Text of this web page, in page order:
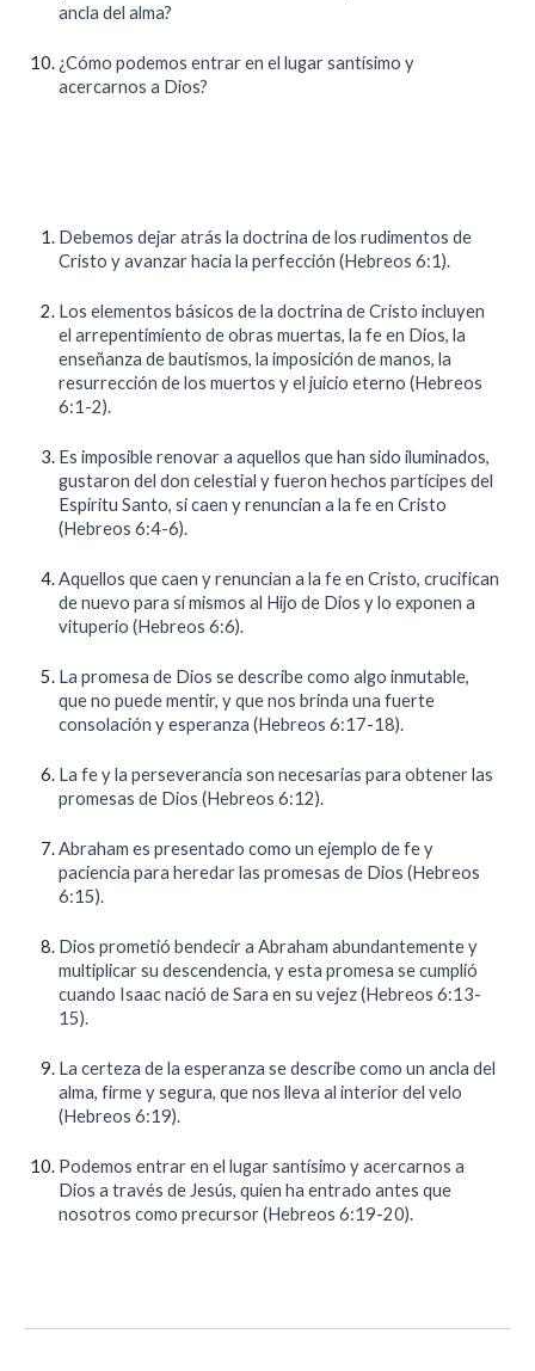
ancla del alma?
¿Cómo podemos entrar en el lugar santísimo y
acercarnos a Dios?
Debemos dejar atrás la doctrina de los rudimentos de
Cristo y avanzar hacia la perfección (Hebreos 6:1).
Los elementos básicos de la doctrina de Cristo incluyen
el arrepentimiento de obras muertas, la fe en Dios, la
enseñanza de bautismos, la imposición de manos, la
resurrección de los muertos y el juicio eterno (Hebreos
6:1-2).
Es imposible renovar a aquellos que han sido iluminados,
gustaron del don celestial y fueron hechos partícipes del
Espíritu Santo, si caen y renuncian a la fe en Cristo
(Hebreos 6:4-6).
Aquellos que caen y renuncian a la fe en Cristo, crucifican
de nuevo para sí mismos al Hijo de Dios y lo exponen a
vituperio (Hebreos 6:6).
La promesa de Dios se describe como algo inmutable,
que no puede mentir, y que nos brinda una fuerte
consolación y esperanza (Hebreos 6:17-18).
La fe y la perseverancia son necesarias para obtener las
promesas de Dios (Hebreos 6:12).
Abraham es presentado como un ejemplo de fe y
paciencia para heredar las promesas de Dios (Hebreos
6:15).
Dios prometió bendecir a Abraham abundantemente y
multiplicar su descendencia, y esta promesa se cumplió
cuando Isaac nació de Sara en su vejez (Hebreos 6:13-
15).
La certeza de la esperanza se describe como un ancla del
alma, firme y segura, que nos lleva al interior del velo
(Hebreos 6:19).
Podemos entrar en el lugar santísimo y acercarnos a
Dios a través de Jesús, quien ha entrado antes que
nosotros como precursor (Hebreos 6:19-20).